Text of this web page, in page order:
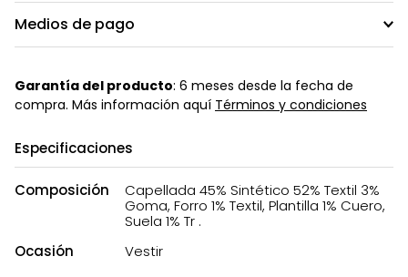
Medios de pago
Garantía del producto: 6 meses desde la fecha de
compra. Más información aquí Términos y condiciones
Especificaciones
Composición
Capellada 45% Sintético 52% Textil 3%
Goma, Forro 1% Textil, Plantilla 1% Cuero,
Suela 1% Tr .
Ocasión
Vestir